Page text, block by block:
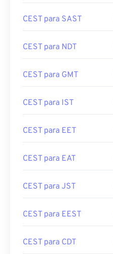
CEST para SAST
CEST para NDT
CEST para GMT
CEST para IST
CEST para EET
CEST para EAT
CEST para JST
CEST para EEST
CEST para CDT